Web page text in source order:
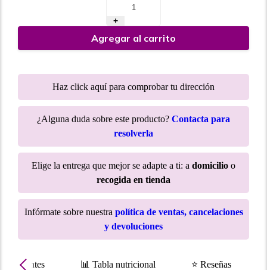
+
Agregar al carrito
Haz click aquí para comprobar tu dirección
¿Alguna duda sobre este producto? Contacta para
resolverla
Elige la entrega que mejor se adapte a ti: a domicilio o
recogida en tienda
Infórmate sobre nuestra política de ventas, cancelaciones
y devoluciones
📊 Tabla nutricional ⭐ Reseñas